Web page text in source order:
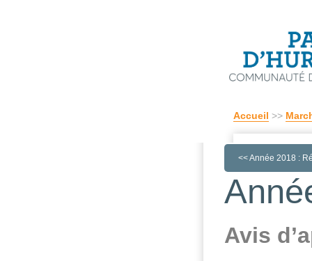
Accueil >>
<<Année 2018 :
Avis